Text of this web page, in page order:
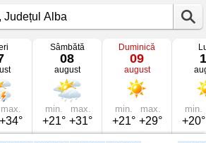
max.
+34°
Sâmbătă
08
august
min.
+21°
max.
+31°
Duminică
09
august
min.
+21°
max.
+29°
min.
+20°